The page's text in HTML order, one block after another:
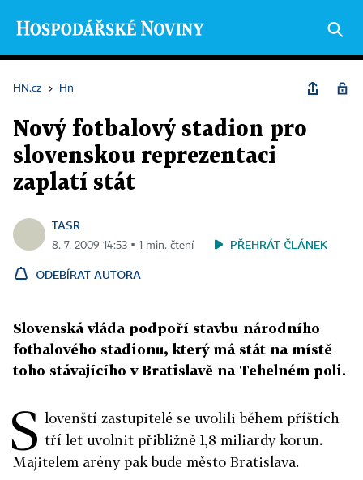
HN.cz › Hn
Nový fotbalový stadion pro
slovenskou reprezentaci
zaplatí stát
TASR
8. 7. 2009 14:53 ▪ 1 min. čtení PŘEHRÁT ČLÁNEK
ODEBÍRAT AUTORA
Slovenská vláda podpoří stavbu národního
fotbalového stadionu, který má stát na místě
toho stávajícího v Bratislavě na Tehelném poli.
S lovenští zastupitelé se uvolili během příštích
tří let uvolnit přibližně 1,8 miliardy korun.
Majitelem arény pak bude město Bratislava.